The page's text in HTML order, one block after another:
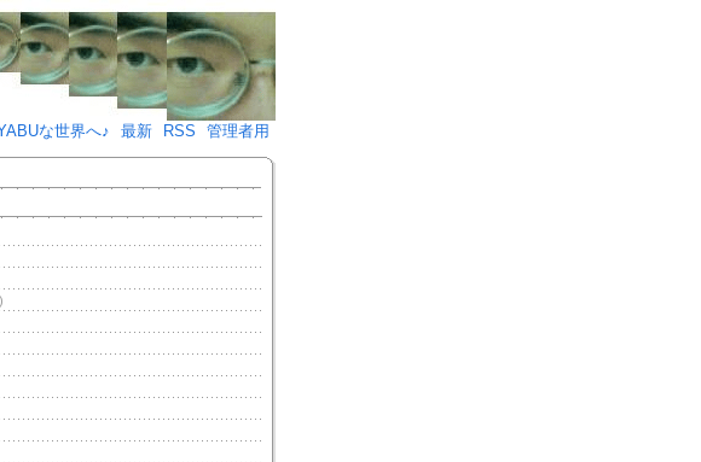
戯言･･･♪)÷2
な世界へ♪
最新 RSS 管理者用